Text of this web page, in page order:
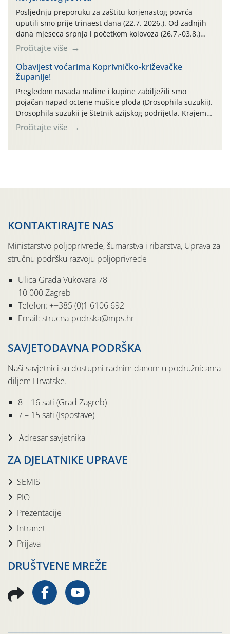
moguće […]
Posljednju preporuku za zaštitu korjenastog povrća
uputili smo prije trinaest dana (22.7. 2026.). Od zadnjih
dana mjeseca srpnja i početkom kolovoza (26.7.-03.8.)
traje izuzetno nepovoljno meteorološko razdoblje za rast
i razvoj korjenastog povrća: najviše dnevne temperature
zraka zadnjih su devet dana u rasponu 30,7°-38,0°C!
Drugi ovogodišnji “toplinski udar” naročito je izražen
zadnja četiri dana (31.7.-03.8.), […]
Pročitajte više
Obavijest voćarima Koprivničko-križevačke
županije!
Pregledom nasada maline i kupine zabilježili smo
pojačan napad octene mušice ploda (Drosophila suzukii).
Drosophila suzukii je štetnik azijskog podrijetla. Krajem
2010. godine prvi puta je registriran u Hrvatskoj, a u
rujnu 2016. godine na našem su području zabilježene
Pročitajte više
KONTAKTIRAJTE NAS
Ministarstvo poljoprivrede, šumarstva i ribarstva, Uprava za
stručnu podršku razvoju poljoprivrede
Ulica Grada Vukovara 78
10 000 Zagreb
Telefon: ++385 (0)1 6106 692
Email: strucna-podrska@mps.hr
SAVJETODAVNA PODRŠKA
Naši savjetnici su dostupni radnim danom u podružnicama
diljem Hrvatske.
8 – 16 sati (Grad Zagreb)
7 – 15 sati (Ispostave)
Adresar savjetnika
ZA DJELATNIKE UPRAVE
SEMIS
PIO
Prezentacije
Intranet
Prijava
DRUŠTVENE MREŽE